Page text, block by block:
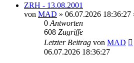
ZRH - 13.08.2001
von MAD » 06.07.2026 18:36:27
0 Antworten
608 Zugriffe
Letzter Beitrag von MAD
06.07.2026 18:36:27